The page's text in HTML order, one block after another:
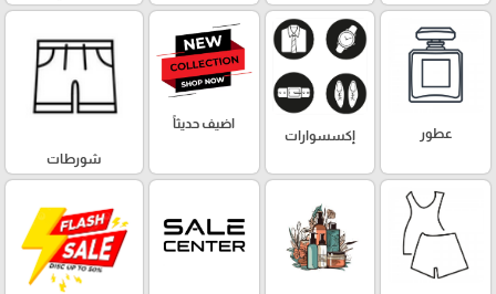
عطور إكسسوارات
اضيف حديثاً
شورطات